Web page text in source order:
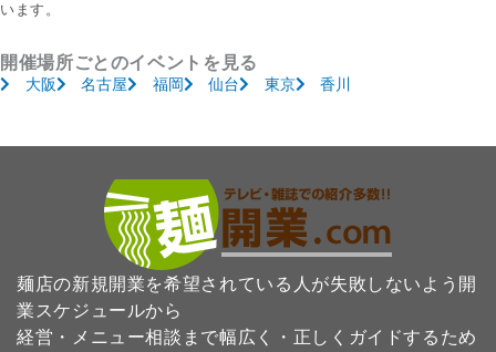
います。
開催場所ごとのイベントを見る
大阪 名古屋 福岡 仙台 東京 香川
麺店の新規開業を希望されている人が失敗しないよう開
業スケジュールから
経営・メニュー相談まで幅広く・正しくガイドするため